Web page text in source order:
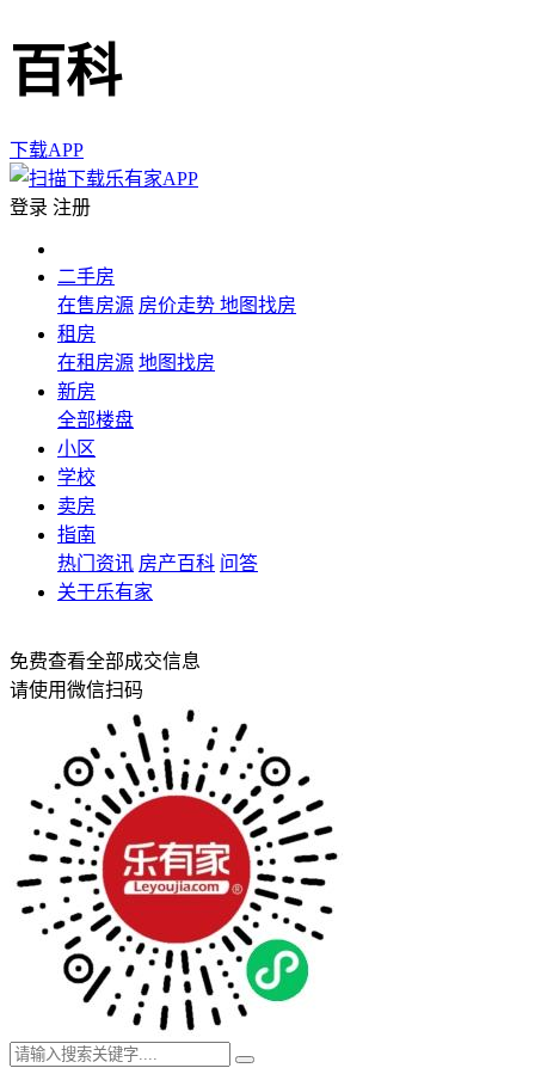
百科
下载APP
登录 注册
二手房
在售房源 房价走势 地图找房
租房
在租房源 地图找房
新房
全部楼盘
小区
学校
卖房
指南
热门资讯 房产百科 问答
关于乐有家
免费查看全部成交信息
请使用微信扫码